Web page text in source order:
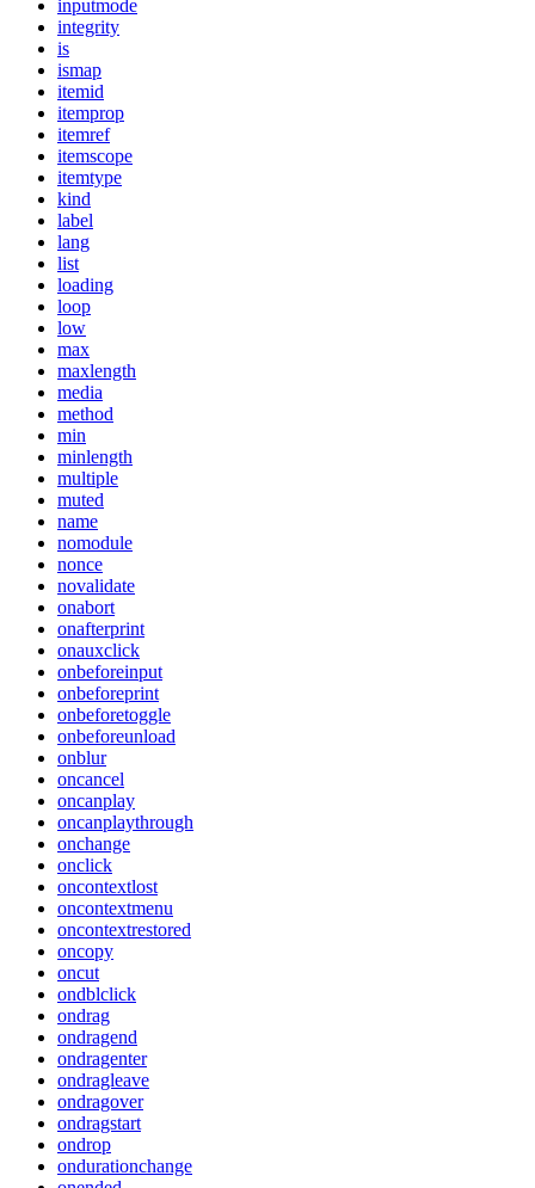
inputmode
integrity
is
ismap
itemid
itemprop
itemref
itemscope
itemtype
kind
label
lang
list
loading
loop
low
max
maxlength
media
method
min
minlength
multiple
muted
name
nomodule
nonce
novalidate
onabort
onafterprint
onauxclick
onbeforeinput
onbeforeprint
onbeforetoggle
onbeforeunload
onblur
oncancel
oncanplay
oncanplaythrough
onchange
onclick
oncontextlost
oncontextmenu
oncontextrestored
oncopy
oncut
ondblclick
ondrag
ondragend
ondragenter
ondragleave
ondragover
ondragstart
ondrop
ondurationchange